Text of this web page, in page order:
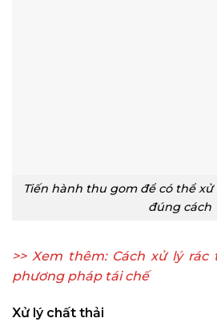
Tiến hành thu gom để có thể
đúng cách
>> Xem thêm: Cách xử lý
phương pháp tái chế
Xử lý chất thải